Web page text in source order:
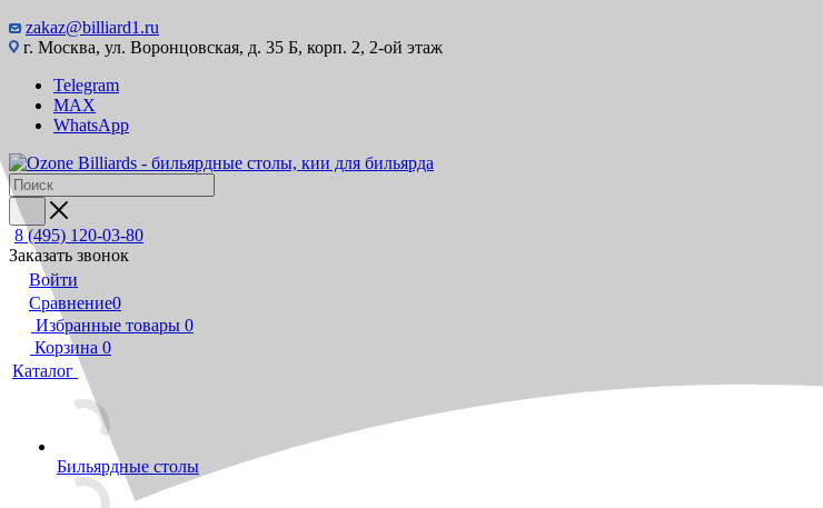
zakaz@billiard1.ru
г. Москва, ул. Воронцовская, д. 35 Б, корп. 2, 2-ой этаж
Telegram
MAX
WhatsApp
8 (495) 120-03-80
Заказать звонок
Войти
Сравнение0
Избранные товары 0
Корзина 0
Каталог
Бильярдные столы